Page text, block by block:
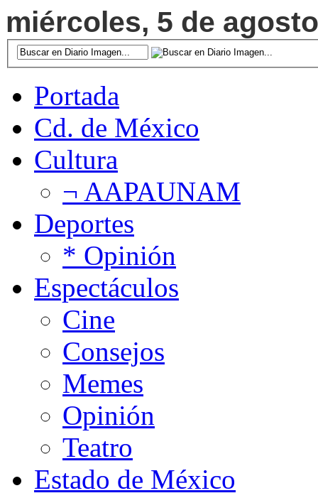
miércoles, 5 de
Portada
Cd. de México
Cultura
¬ AAPAUNAM
Deportes
* Opinión
Espectáculos
Cine
Consejos
Memes
Opinión
Teatro
Estado de México